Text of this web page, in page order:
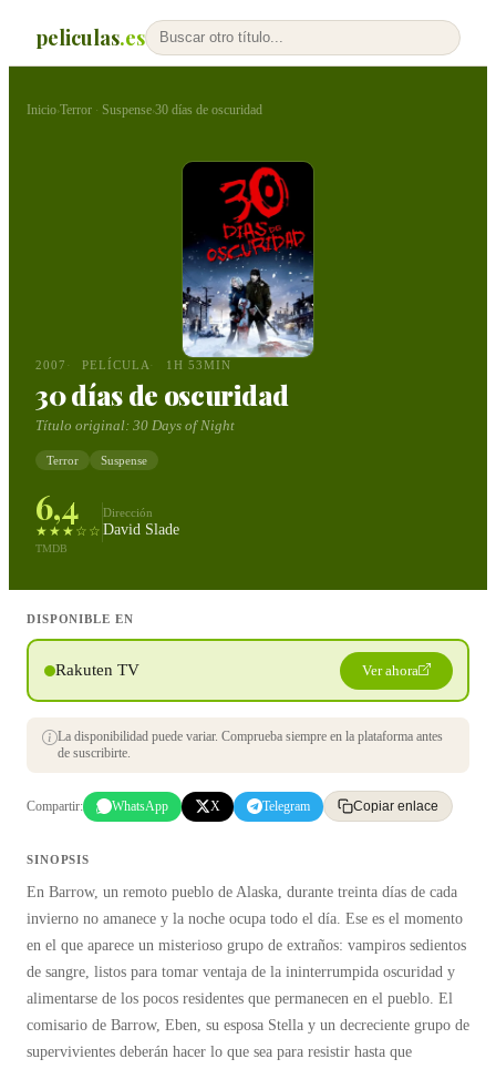
peliculas.es
Inicio›Terror · Suspense›30 días de oscuridad
2007 PELÍCULA 1H 53MIN
30 días de oscuridad
Título original: 30 Days of Night
Terror Suspense
6,4
★★★☆☆
TMDB
Dirección
David Slade
DISPONIBLE EN
Rakuten TV Ver ahora
La disponibilidad puede variar. Comprueba siempre en la plataforma antes
de suscribirte.
Compartir: WhatsApp X Telegram Copiar enlace
SINOPSIS
En Barrow, un remoto pueblo de Alaska, durante treinta días de cada
invierno no amanece y la noche ocupa todo el día. Ese es el momento
en el que aparece un misterioso grupo de extraños: vampiros sedientos
de sangre, listos para tomar ventaja de la ininterrumpida oscuridad y
alimentarse de los pocos residentes que permanecen en el pueblo. El
comisario de Barrow, Eben, su esposa Stella y un decreciente grupo de
supervivientes deberán hacer lo que sea para resistir hasta que